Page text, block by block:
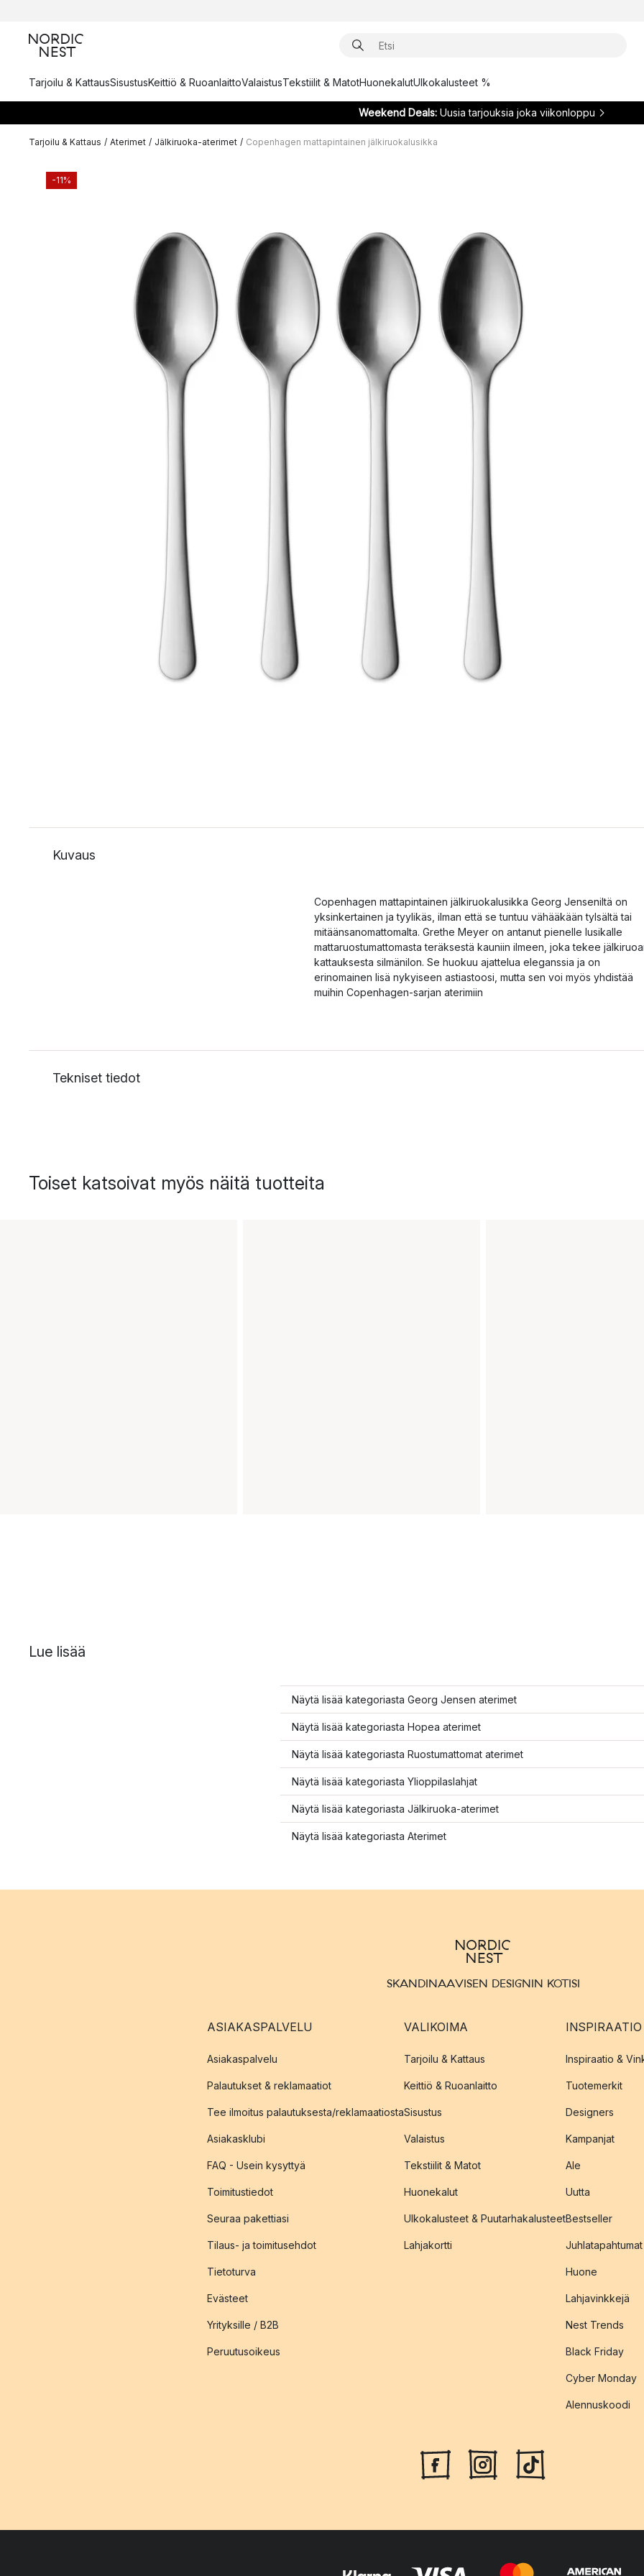
Tarjoilu & KattausSisustusKeittiö & RuoanlaittoValaistusTekstiilit & MatotHuonekalutUlkokalusteet %
Weekend Deals:Uusia tarjouksia joka viikonloppu
Tarjoilu & Kattaus / Aterimet / Jälkiruoka-aterimet / Copenhagen mattapintainen jälkiruokalusikka
-11%
Kuvaus
Copenhagen mattapintainen jälkiruokalusikka Georg Jenseniltä on
yksinkertainen ja tyylikäs, ilman että se tuntuu vähääkään tylsältä tai
mitäänsanomattomalta. Grethe Meyer on antanut pienelle lusikalle
mattaruostumattomasta teräksestä kauniin ilmeen, joka tekee
kattauksesta silmänilon. Se huokuu ajattelua eleganssia ja on
erinomainen lisä nykyiseen astiastoosi, mutta sen voi myös yhdistää
muihin Copenhagen-sarjan aterimiin
Tekniset tiedot
Toiset katsoivat myös näitä tuotteita
Lue lisää
Näytä lisää kategoriasta Georg Jensen aterimet
Näytä lisää kategoriasta Hopea aterimet
Näytä lisää kategoriasta Ruostumattomat aterimet
Näytä lisää kategoriasta Ylioppilaslahjat
Näytä lisää kategoriasta Jälkiruoka-aterimet
Näytä lisää kategoriasta Aterimet
SKANDINAAVISEN DESIGNIN KOTISI
ASIAKASPALVELU
Asiakaspalvelu
Palautukset & reklamaatiot
Tee ilmoitus palautuksesta/reklamaatiosta
Asiakasklubi
FAQ - Usein kysyttyä
Toimitustiedot
Seuraa pakettiasi
Tilaus- ja toimitusehdot
Tietoturva
Evästeet
Yrityksille / B2B
Peruutusoikeus
VALIKOIMA
Tarjoilu & Kattaus
Keittiö & Ruoanlaitto
Sisustus
Valaistus
Tekstiilit & Matot
Huonekalut
Ulkokalusteet & Puutarhakalusteet
Lahjakortti
INSPIRAATIO
Inspiraatio &
Tuotemerkit
Designers
Kampanjat
Ale
Uutta
Bestseller
Juhlatapahtumat
Huone
Lahjavinkkejä
Nest Trends
Black Friday
Cyber Monday
Alennuskoodi